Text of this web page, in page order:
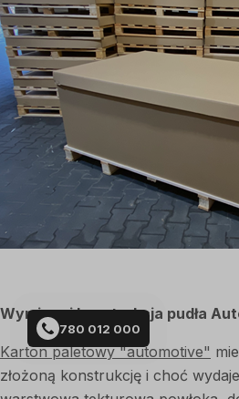
780 012 000
Wymiary i konstrukcja pudła
Karton paletowy "automotive"
złożoną konstrukcję i choć